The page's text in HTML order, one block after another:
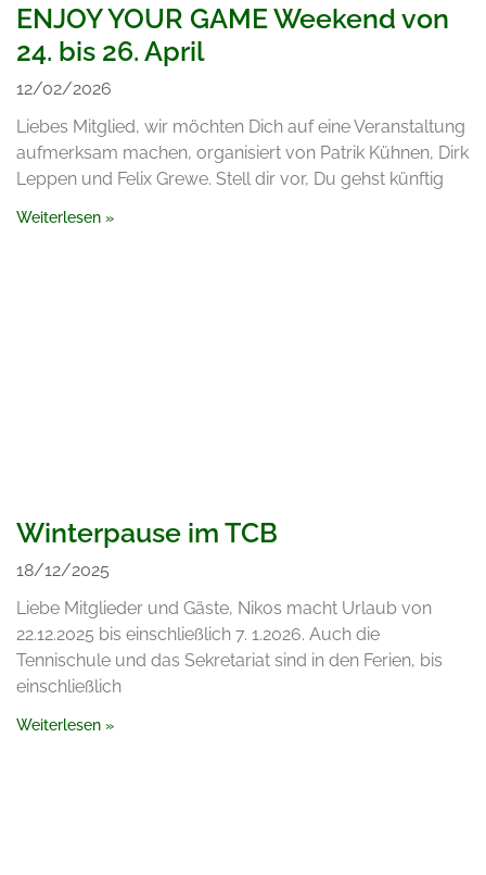
ENJOY YOUR GAME Weekend von
24. bis 26. April
12/02/2026
Liebes Mitglied, wir möchten Dich auf eine Veranstaltung
aufmerksam machen, organisiert von Patrik Kühnen, Dirk
Leppen und Felix Grewe. Stell dir vor, Du gehst künftig
Weiterlesen »
Winterpause im TCB
18/12/2025
Liebe Mitglieder und Gäste, Nikos macht Urlaub von
22.12.2025 bis einschließlich 7. 1.2026. Auch die
Tennischule und das Sekretariat sind in den Ferien, bis
einschließlich
Weiterlesen »